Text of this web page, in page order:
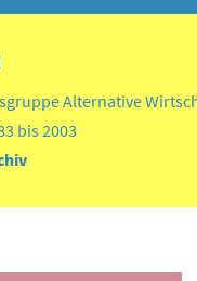
Alternative
bis 2003